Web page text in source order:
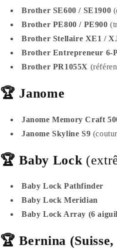
Brother SE600 / SE1900
Brother PE800 / PE900
Brother Stellaire XE1 /
Brother Entrepreneur 6-
Brother PR1055X
🏆 Janome
Janome Memory Craft
Janome Skyline S9
🏆 Baby Lock
Baby Lock Pathfinder
Baby Lock Meridian
Baby Lock Array (6
🏆 Bernina